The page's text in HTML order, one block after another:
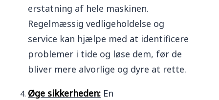
erstatning af hele maskinen.
Regelmæssig vedligeholdelse og
service kan hjælpe med at identificere
problemer i tide og løse dem, før de
bliver mere alvorlige og dyre at rette.
Øge sikkerheden: En